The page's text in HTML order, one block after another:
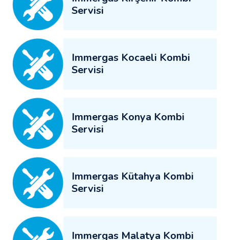
Servisi
Immergas Kocaeli Kombi
Servisi
Immergas Konya Kombi
Servisi
Immergas Kütahya Kombi
Servisi
Immergas Malatya Kombi